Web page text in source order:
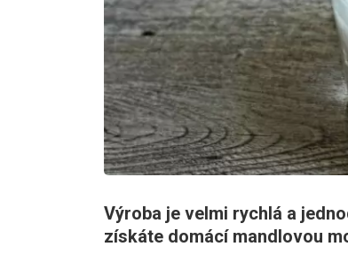
Výroba je velmi rychlá a
získáte domácí mandlovou